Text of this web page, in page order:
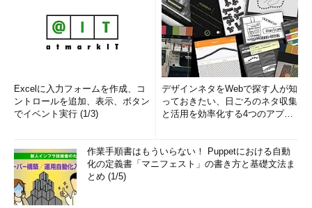
Excelに入力フォームを作成、コ
ントロールを追加、表示、ボタン
でイベント実行 (1/3)
デザインネタをWebで探す人が知
っておきたい、日ごろのネタ収集
と活用を効率化する4つのアプリ
作業手順書はもういらない！ Puppetにおける自動
化の定義書「マニフェスト」の書き方と基礎文法ま
とめ (1/5)